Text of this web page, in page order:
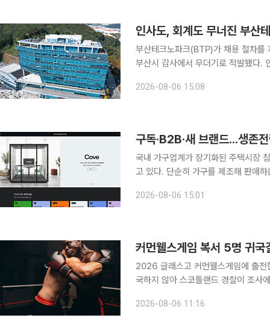
부산테크노파크(BTP)가 채용 절차를
부산시 감사에서 무더기로 적발됐다.
2026-08-06 15:08
구독·B2B·새 브랜드...생존
국내 가구업계가 장기화된 주택시장
고 있다. 단순히 가구를 제조해 판매
시스는 최근 사무 가구 설치와 관리,
2026-08-06 15:01
커먼웰스게임 복서 5명 귀
2026 글래스고 커먼웰스게임에 출전
국하지 않아 스코틀랜드 경찰이 조사에 나섰다. 로이터통신과 영국 일간 더타
“경위를 파악하기 위한 조사를 진행
2026-08-06 11:16